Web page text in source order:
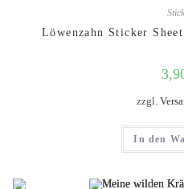
Löwenzahn Sticker
zzgl.
In den